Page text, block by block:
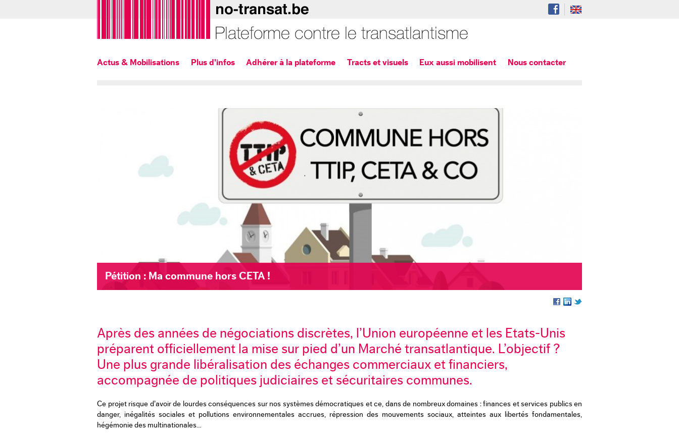
Actus & Mobilisations Plus d'infos Adhérer à la plateforme Tracts et visuels Eux aussi mobilisent Nous contacter
Pétition : Ma commune hors CETA !
Après des années de négociations discrètes, l’Union européenne et les Etats-Unis
préparent officiellement la mise sur pied d’un Marché transatlantique. L’objectif ?
Une plus grande libéralisation des échanges commerciaux et financiers,
accompagnée de politiques judiciaires et sécuritaires communes.
Ce projet risque d’avoir de lourdes conséquences sur nos systèmes démocratiques et ce, dans de nombreux domaines : finances et services publics en
danger, inégalités sociales et pollutions environnementales accrues, répression des mouvements sociaux, atteintes aux libertés fondamentales,
hégémonie des multinationales…